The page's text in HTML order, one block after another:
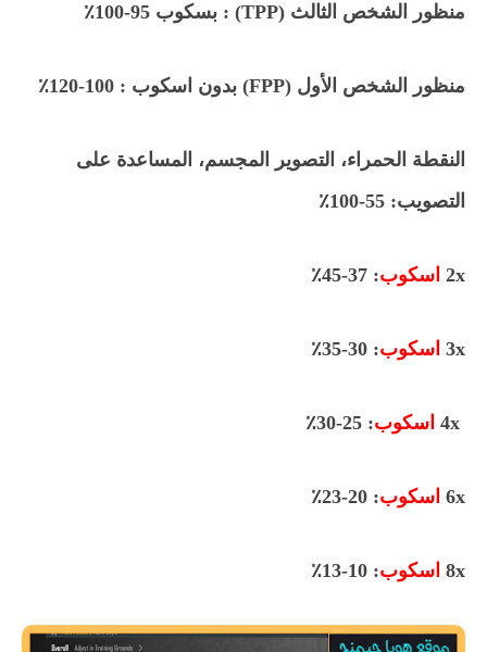
منظور الشخص الثالث (TPP) : بسكوب 95-100٪
منظور الشخص الأول (FPP) بدون اسكوب : 100-120٪
النقطة الحمراء، التصوير المجسم، المساعدة على
التصويب: 55-100٪
2x اسكوب: 37-45٪
3x اسكوب: 30-35٪
4x اسكوب: 25-30٪
6x اسكوب: 20-23٪
8x اسكوب: 10-13٪